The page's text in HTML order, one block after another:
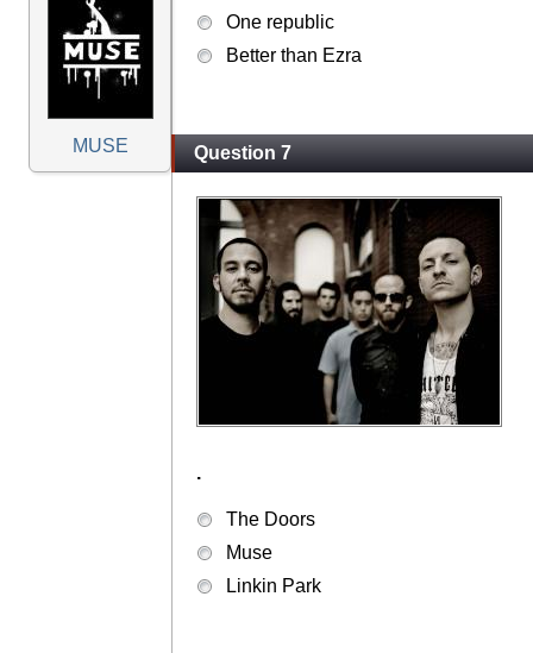
MUSE
One republic
Better than Ezra
Question 7
.
The Doors
Muse
Linkin Park